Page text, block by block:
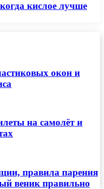
кислое лучше
окон и
на самолёт и
правила парения
веник правильно